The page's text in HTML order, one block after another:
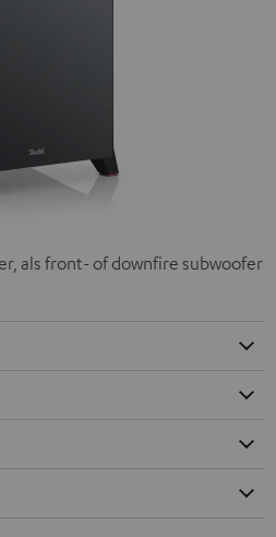
als front- of downfire subwoofer